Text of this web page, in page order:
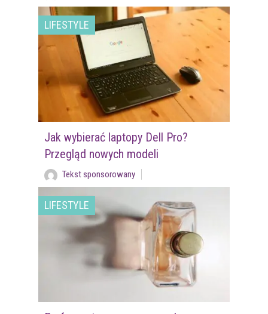
LIFESTYLE
Jak wybierać laptopy Dell Pro?
Przegląd nowych modeli
Tekst sponsorowany
LIFESTYLE